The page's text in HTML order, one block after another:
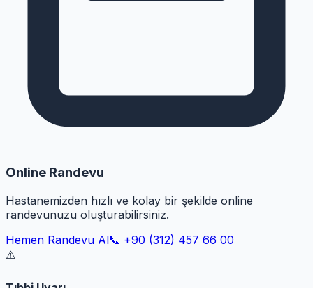
Online Randevu
Hastanemizden hızlı ve kolay bir şekilde online
randevunuzu oluşturabilirsiniz.
Hemen Randevu Al📞 +90 (312) 457 66 00
⚠️